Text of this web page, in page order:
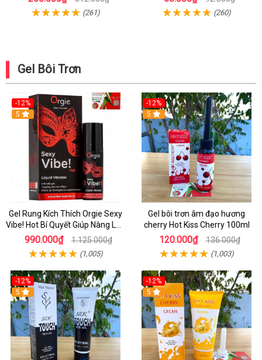
Trơn Hương Thơm
(261) (260)
Gel Bôi Trơn
-12%
5
Gel Rung Kích Thích Orgie Sexy
Vibe! Hot Bí Quyết Giúp Nàng Lên
Đỉnh
990.000₫ 1.125.000₫
(1,005)
-12%
5
Gel bôi trơn âm đạo hương
cherry Hot Kiss Cherry 100ml
120.000₫ 136.000₫
(1,003)
-12%
5
-12%
5